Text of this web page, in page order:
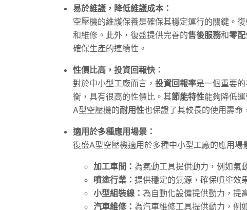
易於維護，降低維護成本：
空壓機的維護保養是確保其穩定運行的關鍵。
和維修。此外，復盛提供完善的售後服務和零
確保生產的連續性。
性價比高，投資回報快：
對於中小型工廠而言， 投資回報率是一個重要
衡，具有很高的性價比。其節能特性能夠降低
A型空壓機的耐用性也保證了其較長的使用壽命
適用於多種應用場景：
復盛A型空壓機適用於多種中小型工廠的應用場
加工車間： 為氣動工具提供動力，例如氣
噴塗行業： 提供穩定的氣源，確保噴塗效
小型組裝線： 為自動化設備提供動力，提
汽車維修： 為汽車維修工具提供動力，例